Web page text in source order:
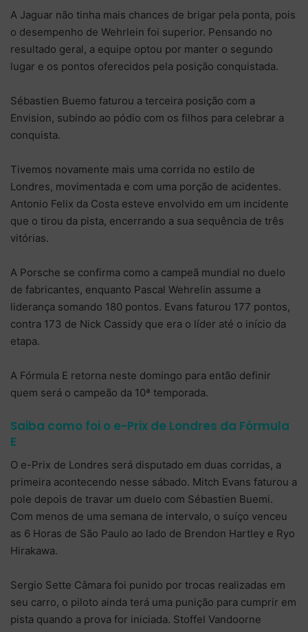
A Jaguar não tinha mais chances de brigar pela ponta, pois
o desempenho de Wehrlein foi superior. Pensando no
resultado geral, a equipe optou por manter o segundo
lugar e os pontos oferecidos pela posição conquistada.
Sébastien Buemo faturou a terceira posição com a
Envision, subindo ao pódio com os filhos para celebrar a
conquista.
Tivemos novamente mais uma corrida no estilo de
Londres, movimentada e com uma porção de acidentes.
Antonio Felix da Costa esteve envolvido em um incidente
que o tirou da pista, encerrando a sua sequência de três
vitórias.
A Porsche se confirma como a campeã mundial no duelo
de fabricantes, enquanto Pascal Wehrelin assume a
liderança somando 180 pontos. Evans faturou 177 pontos,
contra 173 de Nick Cassidy que era o líder até o início da
etapa.
A Fórmula E retorna neste domingo para então definir
quem será o campeão da 10ª temporada.
Saiba como foi o e-Prix de Londres da Fórmula
E
O e-Prix de Londres será disputado em duas corridas, a
primeira acontecendo nesse sábado. Mitch Evans faturou a
pole depois de travar um duelo com Sébastien Buemi.
Com menos de uma semana de intervalo, o suíço venceu
as 6 Horas de São Paulo ao lado de Brendon Hartley e Ryo
Hirakawa.
Sergio Sette Câmara foi punido por trocas realizadas em
seu carro, o piloto ainda terá uma punição para cumprir em
pista quando a prova for iniciada. Stoffel Vandoorne